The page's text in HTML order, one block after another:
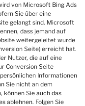
von Microsoft Bing Ads
Sie über eine
gelangt sind. Microsoft
dass jemand auf
weitergeleitet wurde
Seite) erreicht hat.
Nutzer, die auf eine
Conversion Seite
Informationen
Sie nicht an dem
können Sie auch das
ablehnen. Folgen Sie